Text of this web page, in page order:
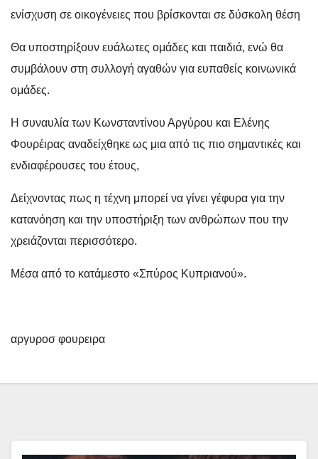
ενίσχυση σε οικογένειες που βρίσκονται σε δύσκολη θέση
Θα υποστηρίξουν ευάλωτες ομάδες και παιδιά, ενώ θα
συμβάλουν στη συλλογή αγαθών για ευπαθείς κοινωνικά
ομάδες.
Η συναυλία των Κωνσταντίνου Αργύρου και Ελένης
Φουρέιρας αναδείχθηκε ως μια από τις πιο σημαντικές και
ενδιαφέρουσες του έτους,
Δείχνοντας πως η τέχνη μπορεί να γίνει γέφυρα για την
κατανόηση και την υποστήριξη των ανθρώπων που την
χρειάζονται περισσότερο.
Μέσα από το κατάμεστο «Σπύρος Κυπριανού».
αργυροσ φουρειρα